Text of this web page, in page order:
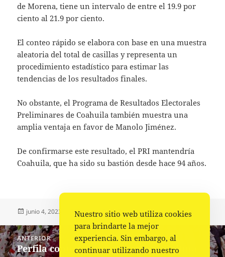
de Morena, tiene un intervalo de entre el 19.9 por
ciento al 21.9 por ciento.
El conteo rápido se elabora con base en una muestra
aleatoria del total de casillas y representa un
procedimiento estadístico para estimar las
tendencias de los resultados finales.
No obstante, el Programa de Resultados Electorales
Preliminares de Coahuila también muestra una
amplia ventaja en favor de Manolo Jiménez.
De confirmarse este resultado, el PRI mantendría
Coahuila, que ha sido su bastión desde hace 94 años.
Publicado
junio 4, 2023 Autor
Fuente Categorías
Política
Navegación
de
ANTERIOR
Entrada
Perfila conteo rápido triunfo de Delfina
Nuestro sitio web utiliza cookies
para brindarte la mejor
experiencia. Sin embargo, al
continuar utilizando nuestro